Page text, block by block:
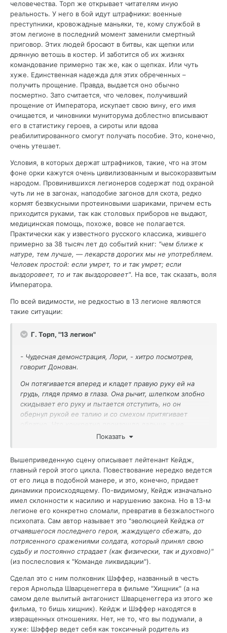
человечества. Торп же открывает читателям иную
реальность. У него в бой идут штрафники: военные
преступники, кровожадные маньяки, те, кому службой в
этом легионе в последний момент заменили смертный
приговор. Этих людей бросают в битвы, как щепки или
дрянную ветошь в костер. И заботится об их жизнях
командование примерно так же, как о щепках. Или чуть
хуже. Единственная надежда для этих обреченных –
получить прощение. Правда, выдается оно обычно
посмертно. Зато считается, что человек, получивший
прощение от Императора, искупает свою вину, его имя
очищается, и чиновники муниторума доблестно вписывают
его в статистику героев, а сироты или вдова
реабилитированного смогут получать пособие. Это, конечно,
очень утешает.
Условия, в которых держат штрафников, такие, что на этом
фоне орки кажутся очень цивилизованным и высокоразвитым
народом. Провинившихся легионеров содержат под охраной
чуть ли не в загонах, наподобие загонов для скота, редко
кормят безвкусными протеиновыми шариками, причем есть
приходится руками, так как столовых приборов не выдают,
медицинская помощь, похоже, вовсе не полагается.
Практически как у известного русского классика, жившего
примерно за 38 тысяч лет до событий книг: "чем ближе к
натуре, тем лучше, — лекарств дорогих мы не употребляем.
Человек простой: если умрет, то и так умрет; если
выздоровеет, то и так выздоровеет". На все, так сказать, воля
Императора.
По всей видимости, не редкостью в 13 легионе являются
такие ситуации:
Г. Торп, "13 легион"
- Чудесная демонстрация, Лори, - хитро посмотрев,
говорит Донован.
Он потягивается вперед и кладет правую руку ей на
грудь, глядя прямо в глаза. Она рычит, шлепком злобно
скидывает его руку и пытается отступить, но он
обернул рукой ее талию и со смехом притягивает
увидел - они оба стояли спиной ко мне - но через
обогнула его и пошла дальше вместе с Лороном. Я зову
Лори, она останавливается и подходит ко мне. Она
сладко улыбается, держа что-то в правом кулаке.
- Я не люблю, когда меня трогают извращенцы, -
беспечно произносит она, ее голубые глаза смотрят
прямо в мои. Я ощущаю, как она положила мне в руку
что-то влажное, после чего разворачивается и уходит.
Взглянув вниз, я вижу, как с моей ладони на меня
смотрят глаза Донована. Мой интерес к ее телу
немедленно падает ниже нуля.
Показать
Вышеприведенную сцену описывает лейтенант Кейдж,
главный герой этого цикла. Повествование нередко ведется
от его лица в подобной манере, и это, конечно, придает
динамики происходящему. По-видимому, Кейдж изначально
имел склонности к насилию и нарушению закона. Но в 13-м
легионе его конкретно сломали, превратив в безжалостного
психопата. Сам автор называет это "эволюцией Кейджа от
отчаявшегося последнего героя, жаждущего сбежать, до
потрясенного сражениями солдата, который принял свою
судьбу и постоянно страдает (как физически, так и духовно)"
(из послесловия к "Команде ликвидации").
Сделал это с ним полковник Шэффер, названный в честь
героя Арнольда Шварценеггера в фильме "Хищник" (а на
самом деле вылитый антагонист Шварценеггера из этого же
фильма, то бишь хищник). Кейдж и Шэффер находятся в
извращенных отношениях. Нет, не то, что вы подумали, а
хуже: Шэффер ведет себя как токсичный родитель из